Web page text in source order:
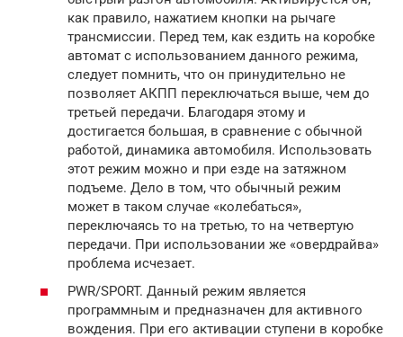
как правило, нажатием кнопки на рычаге
трансмиссии. Перед тем, как ездить на коробке
автомат с использованием данного режима,
следует помнить, что он принудительно не
позволяет АКПП переключаться выше, чем до
третьей передачи. Благодаря этому и
достигается большая, в сравнение с обычной
работой, динамика автомобиля. Использовать
этот режим можно и при езде на затяжном
подъеме. Дело в том, что обычный режим
может в таком случае «колебаться»,
переключаясь то на третью, то на четвертую
передачи. При использовании же «овердрайва»
проблема исчезает.
PWR/SPORT. Данный режим является
программным и предназначен для активного
вождения. При его активации ступени в коробке